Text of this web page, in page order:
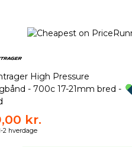
High Pressure
- 700c 17-21mm bred -
kr.
2 hverdage